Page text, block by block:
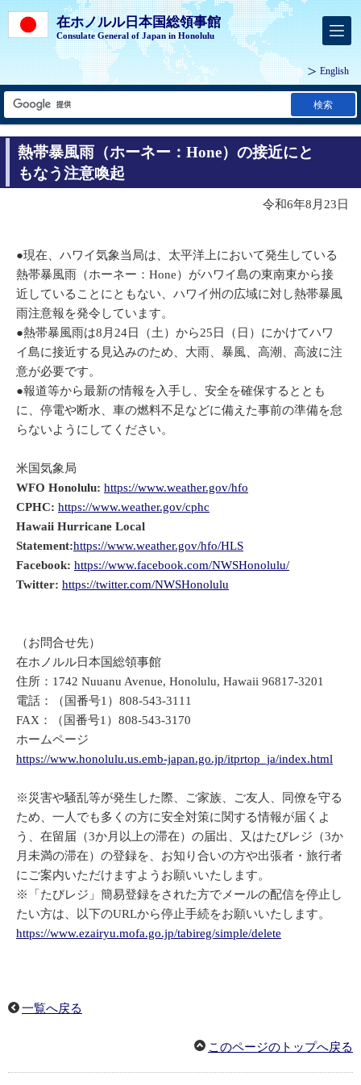
在ホノルル日本国総領事館
Consulate General of Japan in Honolulu
English
検索
熱帯暴風雨（ホーネー：Hone）の接近にと
もなう注意喚起
令和6年8月23日
●現在、ハワイ気象当局は、太平洋上において発生している
熱帯暴風雨（ホーネー：Hone）がハワイ島の東南東から接
近していることにともない、ハワイ州の広域に対し熱帯暴風
雨注意報を発令しています。
●熱帯暴風雨は8月24日（土）から25日（日）にかけてハワ
イ島に接近する見込みのため、大雨、暴風、高潮、高波に注
意が必要です。
●報道等から最新の情報を入手し、安全を確保するととも
に、停電や断水、車の燃料不足などに備えた事前の準備を怠
らないようにしてください。
米国気象局
WFO Honolulu: https://www.weather.gov/hfo
CPHC: https://www.weather.gov/cphc
Hawaii Hurricane Local
Statement:https://www.weather.gov/hfo/HLS
Facebook: https://www.facebook.com/NWSHonolulu/
Twitter: https://twitter.com/NWSHonolulu
（お問合せ先）
在ホノルル日本国総領事館
住所：1742 Nuuanu Avenue, Honolulu, Hawaii 96817-3201
電話：（国番号1）808-543-3111
FAX：（国番号1）808-543-3170
ホームページ
https://www.honolulu.us.emb-japan.go.jp/itprtop_ja/index.html
※災害や騒乱等が発生した際、ご家族、ご友人、同僚を守る
ため、一人でも多くの方に安全対策に関する情報が届くよ
う、在留届（3か月以上の滞在）の届出、又はたびレジ（3か
月未満の滞在）の登録を、お知り合いの方や出張者・旅行者
にご案内いただけますようお願いいたします。
※「たびレジ」簡易登録をされた方でメールの配信を停止し
たい方は、以下のURLから停止手続をお願いいたします。
https://www.ezairyu.mofa.go.jp/tabireg/simple/delete
一覧へ戻る
このページのトップへ戻る